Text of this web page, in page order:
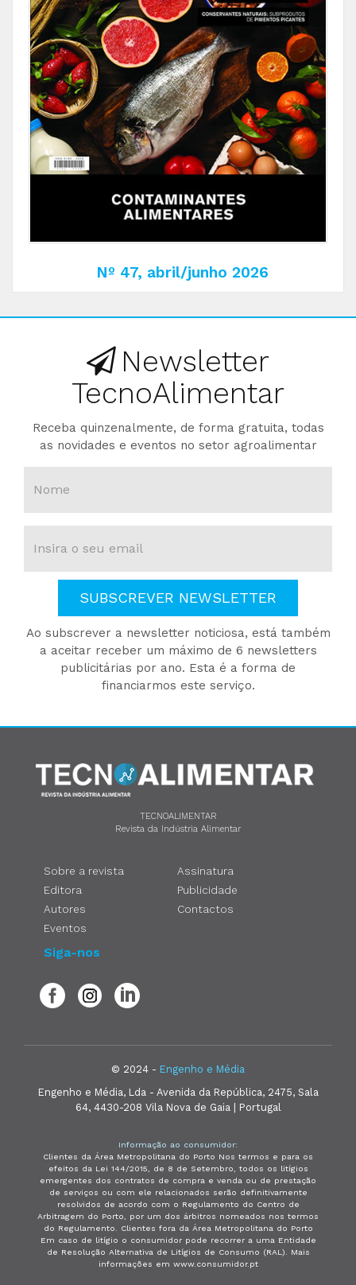
Nº 47, abril/junho 2026
Newsletter
TecnoAlimentar
Receba quinzenalmente, de forma gratuita, todas
as novidades e eventos no setor agroalimentar
SUBSCREVER NEWSLETTER
Ao subscrever a newsletter noticiosa, está também
a aceitar receber um máximo de 6 newsletters
publicitárias por ano. Esta é a forma de
financiarmos este serviço.
TECNOALIMENTAR
Revista da Indústria Alimentar
Sobre a revista
Editora
Autores
Eventos
Assinatura
Publicidade
Contactos
Siga-nos
© 2024 - Engenho e Média
Engenho e Média, Lda - Avenida da República, 2475, Sala
64, 4430-208 Vila Nova de Gaia | Portugal
Informação ao consumidor:
Clientes da Área Metropolitana do Porto Nos termos e para os
efeitos da Lei 144/2015, de 8 de Setembro, todos os litígios
emergentes dos contratos de compra e venda ou de prestação
de serviços ou com ele relacionados serão definitivamente
resolvidos de acordo com o Regulamento do Centro de
Arbitragem do Porto, por um dos árbitros nomeados nos termos
do Regulamento. Clientes fora da Área Metropolitana do Porto
Em caso de litígio o consumidor pode recorrer a uma Entidade
de Resolução Alternativa de Litígios de Consumo (RAL). Mais
informações em www.consumidor.pt